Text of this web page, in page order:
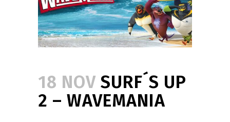
18 NOV SURF´S UP
2 – WAVEMANIA